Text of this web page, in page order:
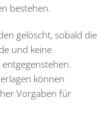
bestehen.
gelöscht, sobald die
und keine
können
Vorgaben für